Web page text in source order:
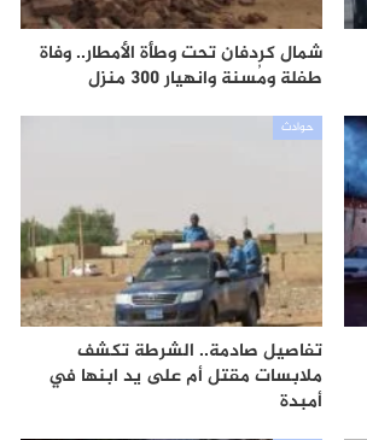
شمال كردفان تحت وطأة الأمطار.. وفاة
طفلة ومُسنة وانهيار 300 منزل
حوادث
تفاصيل صادمة.. الشرطة تكشف
ملابسات مقتل أم على يد ابنها في
أمبدة